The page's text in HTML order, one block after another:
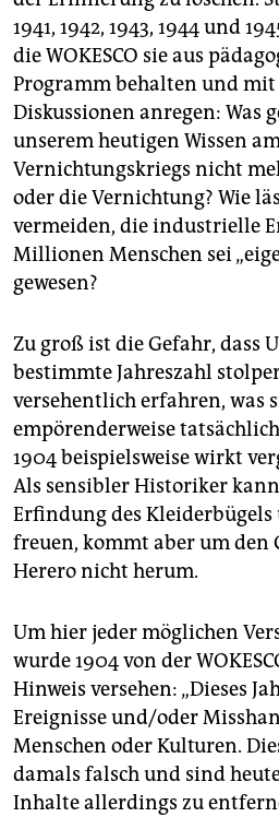
1941, 1942, 1943, 1944 und
die WOKESCO sie aus
Programm behalten und
Diskussionen anregen: Was
unserem heutigen Wissen
Vernichtungskriegs nicht
oder die Vernichtung? Wie
vermeiden, die industrielle
Millionen Menschen sei
gewesen?
Zu groß ist die Gefahr, dass
bestimmte Jahreszahl
versehentlich erfahren, was
empörenderweise
1904 beispielsweise wirkt
Als sensibler Historiker
Erfindung des Kleiderbügels
freuen, kommt aber um den
Herero nicht herum.
Um hier jeder möglichen
wurde 1904 von der
Hinweis versehen: „Dieses
Ereignisse und/oder
Menschen oder Kulturen.
damals falsch und sind
Inhalte allerdings zu